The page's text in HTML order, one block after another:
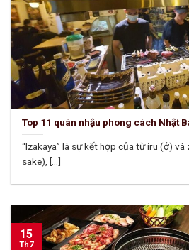
Top 11 quán nhậu phong cách Nhật
“Izakaya” là sự kết hợp của từ iru (ở) và
sake), [...]
15
Th7